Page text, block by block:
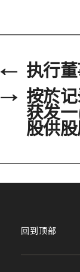
← 执行
→ 按於
获发
股供
回到顶部